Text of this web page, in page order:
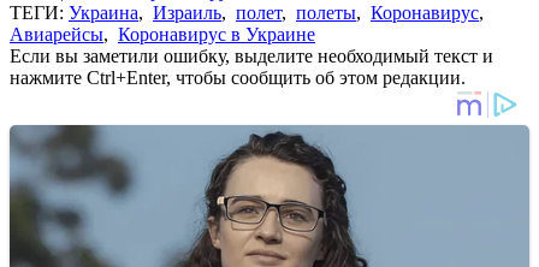
ТЕГИ: Украина, Израиль, полет, полеты, Коронавирус,
Авиарейсы, Коронавирус в Украине
Если вы заметили ошибку, выделите необходимый текст и
нажмите Ctrl+Enter, чтобы сообщить об этом редакции.